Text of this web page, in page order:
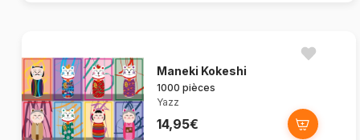
Maneki Kokeshi
1000 pièces
Yazz
14,95€